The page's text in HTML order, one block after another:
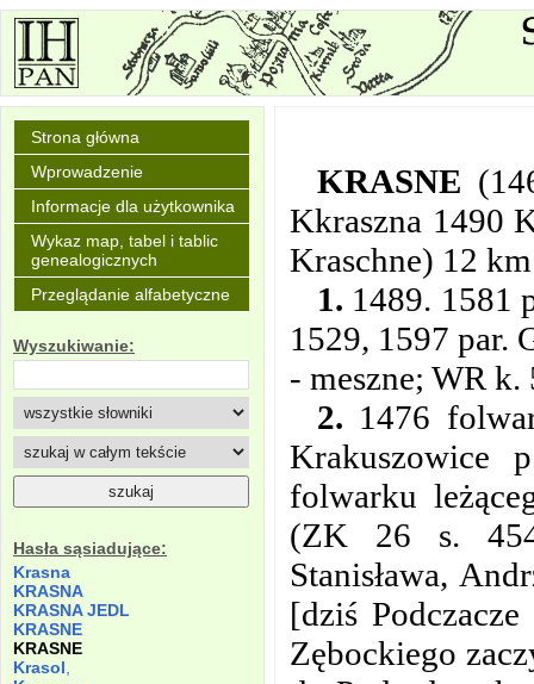
Strona główna
Wprowadzenie
Informacje dla użytkownika
Wykaz map, tabel i tablic
genealogicznych
Przeglądanie alfabetyczne
Wyszukiwanie:
Hasła sąsiadujące:
Krasna
KRASNA
KRASNA JEDL
KRASNE
KRASNE
Krasol
KRASNE
Kkraszna 1490
Kraschne) 12
1. 1489. 1581
1529, 1597 par.
- meszne; WR k.
2. 1476
Krakuszowice
folwarku
(ZK 26 s.
Stanisława,
[dziś
Zębockiego